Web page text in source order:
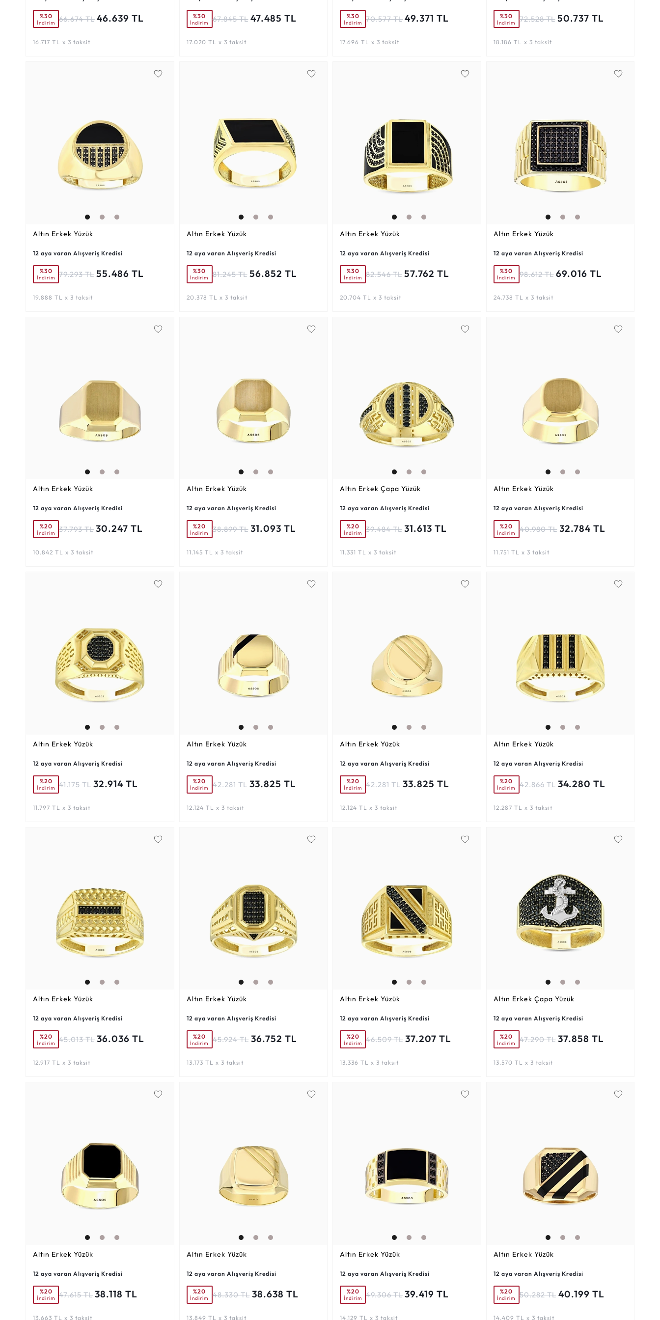
%30
İndirim 66.674 TL 46.639 TL
16.717 TL x 3 taksit
%30
İndirim 67.845 TL 47.485 TL
17.020 TL x 3 taksit
%30
İndirim 70.577 TL 49.371 TL
17.696 TL x 3 taksit
%30
İndirim 72.528 TL 50.737 TL
18.186 TL x 3 taksit
Altın Erkek Yüzük
12 aya varan Alışveriş Kredisi
%30
İndirim 79.293 TL 55.486 TL
19.888 TL x 3 taksit
Altın Erkek Yüzük
12 aya varan Alışveriş Kredisi
%30
İndirim 81.245 TL 56.852 TL
20.378 TL x 3 taksit
Altın Erkek Yüzük
12 aya varan Alışveriş Kredisi
%30
İndirim 82.546 TL 57.762 TL
20.704 TL x 3 taksit
Altın Erkek Yüzük
12 aya varan Alışveriş Kredisi
%30
İndirim 98.612 TL 69.016 TL
24.738 TL x 3 taksit
Altın Erkek Yüzük
12 aya varan Alışveriş Kredisi
%20
İndirim 37.793 TL 30.247 TL
10.842 TL x 3 taksit
Altın Erkek Yüzük
12 aya varan Alışveriş Kredisi
%20
İndirim 38.899 TL 31.093 TL
11.145 TL x 3 taksit
Altın Erkek Çapa Yüzük
12 aya varan Alışveriş Kredisi
%20
İndirim 39.484 TL 31.613 TL
11.331 TL x 3 taksit
Altın Erkek Yüzük
12 aya varan Alışveriş Kredisi
%20
İndirim 40.980 TL 32.784 TL
11.751 TL x 3 taksit
Altın Erkek Yüzük
12 aya varan Alışveriş Kredisi
%20
İndirim 41.175 TL 32.914 TL
11.797 TL x 3 taksit
Altın Erkek Yüzük
12 aya varan Alışveriş Kredisi
%20
İndirim 42.281 TL 33.825 TL
12.124 TL x 3 taksit
Altın Erkek Yüzük
12 aya varan Alışveriş Kredisi
%20
İndirim 42.281 TL 33.825 TL
12.124 TL x 3 taksit
Altın Erkek Yüzük
12 aya varan Alışveriş Kredisi
%20
İndirim 42.866 TL 34.280 TL
12.287 TL x 3 taksit
Altın Erkek Yüzük
12 aya varan Alışveriş Kredisi
%20
İndirim 45.013 TL 36.036 TL
12.917 TL x 3 taksit
Altın Erkek Yüzük
12 aya varan Alışveriş Kredisi
%20
İndirim 45.924 TL 36.752 TL
13.173 TL x 3 taksit
Altın Erkek Yüzük
12 aya varan Alışveriş Kredisi
%20
İndirim 46.509 TL 37.207 TL
13.336 TL x 3 taksit
Altın Erkek Çapa Yüzük
12 aya varan Alışveriş Kredisi
%20
İndirim 47.290 TL 37.858 TL
13.570 TL x 3 taksit
Altın Erkek Yüzük
12 aya varan Alışveriş Kredisi
%20
İndirim 47.615 TL 38.118 TL
13.663 TL x 3 taksit
Altın Erkek Yüzük
12 aya varan Alışveriş Kredisi
%20
İndirim 48.330 TL 38.638 TL
13.849 TL x 3 taksit
Altın Erkek Yüzük
12 aya varan Alışveriş Kredisi
%20
İndirim 49.306 TL 39.419 TL
14.129 TL x 3 taksit
Altın Erkek Yüzük
12 aya varan Alışveriş Kredisi
%20
İndirim 50.282 TL 40.199 TL
14.409 TL x 3 taksit